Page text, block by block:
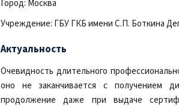
Город: Москва
Учреждение: ГБУ ГКБ имени С.П. Боткина
Актуальность
Очевидность длительного
оно не заканчивается с получением
продолжение даже при выдаче